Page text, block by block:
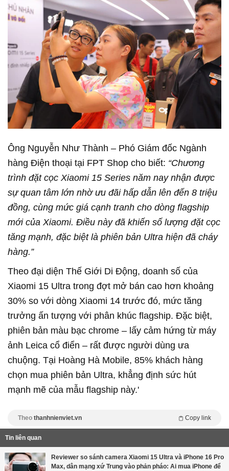
Ông Nguyễn Như Thành – Phó Giám đốc Ngành
hàng Điện thoại tại FPT Shop cho biết: “Chương
trình đặt cọc Xiaomi 15 Series năm nay nhận được
sự quan tâm lớn nhờ ưu đãi hấp dẫn lên đến 8 triệu
đồng, cùng mức giá cạnh tranh cho dòng flagship
mới của Xiaomi. Điều này đã khiến số lượng đặt cọc
tăng mạnh, đặc biệt là phiên bản Ultra hiện đã cháy
hàng.”
Theo đại diện Thế Giới Di Động, doanh số của
Xiaomi 15 Ultra trong đợt mở bán cao hơn khoảng
30% so với dòng Xiaomi 14 trước đó, mức tăng
trưởng ấn tượng với phân khúc flagship. Đặc biệt,
phiên bản màu bạc chrome – lấy cảm hứng từ máy
ảnh Leica cổ điển – rất được người dùng ưa
chuộng. Tại Hoàng Hà Mobile, 85% khách hàng
chọn mua phiên bản Ultra, khẳng định sức hút
mạnh mẽ của mẫu flagship này.'
Theo thanhnienviet.vn Copy link
Tin liên quan
Reviewer so sánh camera Xiaomi 15 Ultra và iPhone 16 Pro
Max, dân mạng xứ Trung vào phản pháo: Ai mua iPhone để